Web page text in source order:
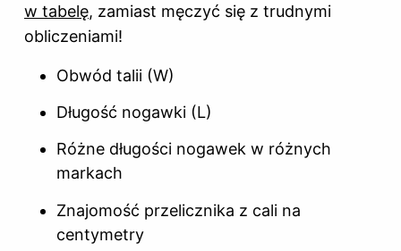
w tabelę, zamiast męczyć się z trudnymi
obliczeniami!
Obwód talii (W)
Długość nogawki (L)
Różne długości nogawek w różnych
markach
Znajomość przelicznika z cali na
centymetry